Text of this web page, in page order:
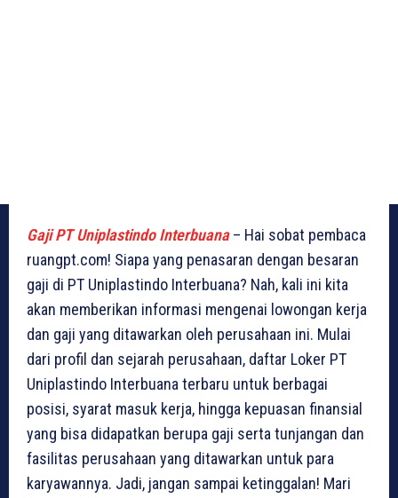
Gaji PT Uniplastindo Interbuana– Hai sobat pembaca
ruangpt.com! Siapa yang penasaran dengan besaran
gaji di PT Uniplastindo Interbuana? Nah, kali ini kita
akan memberikan informasi mengenai lowongan kerja
dan gaji yang ditawarkan oleh perusahaan ini. Mulai
dari profil dan sejarah perusahaan, daftar Loker PT
Uniplastindo Interbuana terbaru untuk berbagai
posisi, syarat masuk kerja, hingga kepuasan finansial
yang bisa didapatkan berupa gaji serta tunjangan dan
fasilitas perusahaan yang ditawarkan untuk para
karyawannya. Jadi, jangan sampai ketinggalan! Mari